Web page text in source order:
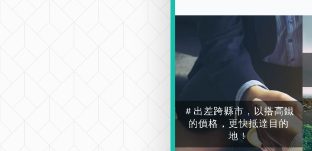
＃出差跨縣市，以搭高鐵
的價格，更快抵達目的
地！